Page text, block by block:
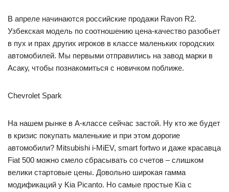
В апреле начинаются российские продажи Ravon R2.
Узбекская модель по соотношению цена-качество разобьет
в пух и прах других игроков в классе маленьких городских
автомобилей. Мы первыми отправились на завод марки в
Асаку, чтобы познакомиться с новичком поближе.
Chevrolet Spark
На нашем рынке в А-классе сейчас застой. Ну кто же будет
в кризис покупать маленькие и при этом дорогие
автомобили? Mitsubishi i-MiEV, smart fortwo и даже красавца
Fiat 500 можно смело сбрасывать со счетов – слишком
велики стартовые цены. Довольно широкая гамма
модификаций у Kia Picanto. Но самые простые Kia c